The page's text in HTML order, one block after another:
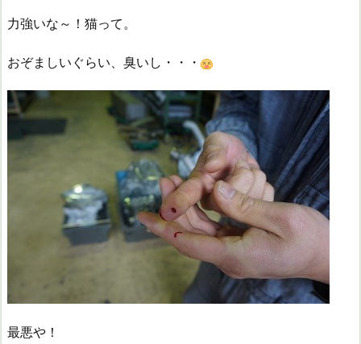
力強いな～！猫って。
おぞましいぐらい、臭いし・・・
最悪や！